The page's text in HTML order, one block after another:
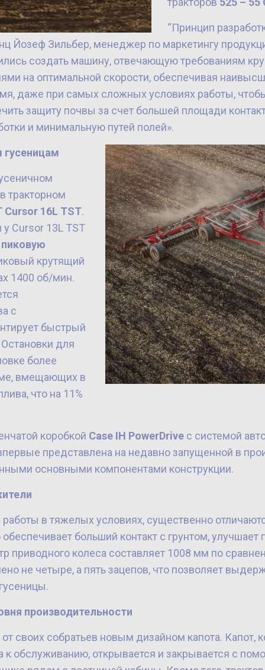
“Принцип
Йозеф Зильбер, менеджер по маркетингу
создать машину, отвечающую требованиям
на оптимальной скорости, обеспечивая
даже при самых сложных условиях работы,
защиту почвы за счет большей площади
и минимальную путей полей».
тракторном
Cursor 16L TST.
у Cursor 13L TST
крутящий
1400 об/мин.
с
быстрый
для
более
вмещающих в
что на 11%
коробкой Case IH PowerDrive с системой
представлена на недавно запущенной в
основными компонентами конструкции.
в тяжелых условиях, существенно
больший контакт с грунтом,
приводного колеса составляет 1008 мм по
не четыре, а пять зацепов, что позволяет
производительности
от своих собратьев новым дизайном капота.
обслуживанию, открывается и закрывается с